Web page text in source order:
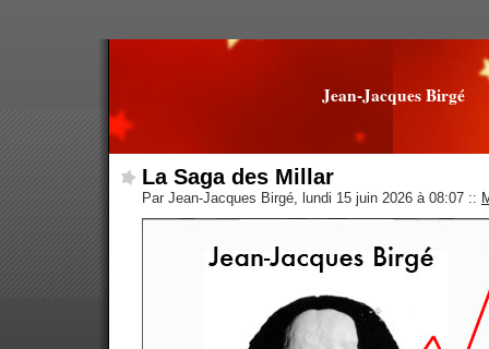
Jean-Jacques Birgé
La Saga des Millar
Par Jean-Jacques Birgé, lundi 15 juin 2026 à 08:07 ::